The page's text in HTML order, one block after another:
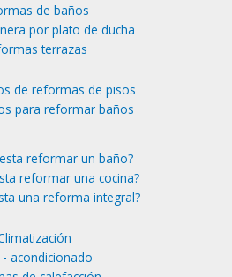
de baños
por plato de ducha
terrazas
de reformas de pisos
para reformar baños
reformar un baño?
reformar una cocina?
una reforma integral?
acondicionado